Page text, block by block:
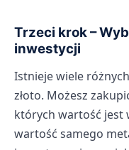
Trzeci krok –
inwestycji
Istnieje wiele
złoto. Możesz
których wartość jest
wartość samego